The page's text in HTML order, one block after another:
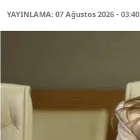
YAYINLAMA: 07 Ağustos 2026 - 03:40